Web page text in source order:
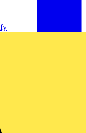
Handhabung.